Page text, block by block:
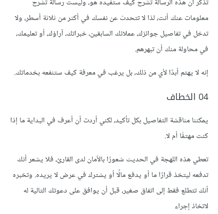
تذكّر أن هذه الرسالة تشرح كيف ستفيده هو، وليست رسالة تشرح
معلومات عنك أنت، لذا ﻻ تتحدث عن نفسك في أكثر من ثلاثة أسطر، وﻻ
تدخل في تفاصيل جوائزك، عملائك السابقين، خبراتك، آراؤك، أو تعليمك،
في محاولة منك أن تبهرهم.
إنه ﻻ يهتم أبدًا لأي من ذلك، بل يرغب في معرفة كيف ستنفعه بخدماتك.
04 الخطاف
يمكننا مناقشة التفاصيل بكل تأكيد، لكني أردت أن أعرف في البداية ما إذا
كنت مهتمًّا أم ﻻ.
تعطي هذه اللهجة في الحديث شعورًا باﻷمان لدى القارئ، فلا يشعر أنك
تدفعه ليتخذ قرارًا ما أو يدفع مالًا أو يشترك في عرض ﻻ يريده. وتخبره
أنك تتطلع فقط إلى اتفاق صغير، قبل أن يوافق على دعوتك التالية له
لاتخاذ إجراء